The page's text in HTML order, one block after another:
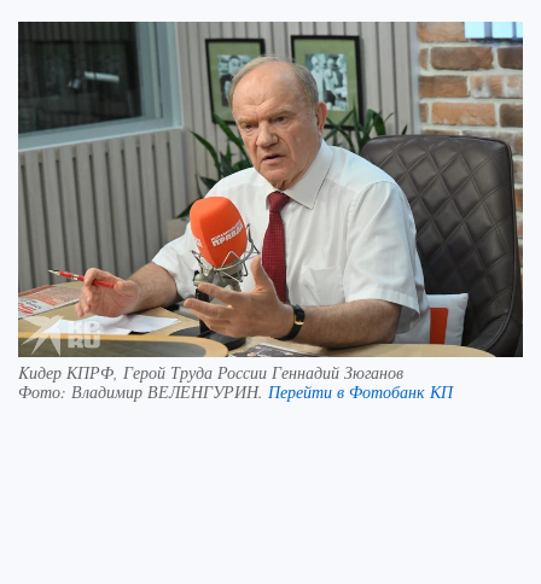
Kидер КПРФ, Герой Труда России Геннадий Зюганов
Фото: Владимир ВЕЛЕНГУРИН. Перейти в Фотобанк КП